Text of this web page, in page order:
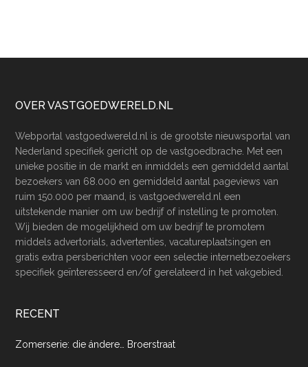
Footer
OVER VASTGOEDWERELD.NL
Webportal vastgoedwereld.nl is de grootste nieuwsportal van
Nederland specifiek gericht op de vastgoedbrache. Met een
unieke positie in de markt en inmiddels een gemiddeld aantal
bezoekers van 68.000 en gemiddeld aantal pageviews van
ruim 150.000 per maand, is vastgoedwereld.nl een
uitstekende manier om uw bedrijf of instelling te promoten.
Wij bieden de mogelijkheid om uw bedrijf te promotem
middels advertorials, advertenties, vacatureplaatsingen en
gratis extra persberichten voor een selectie internetbezoekers
specifiek geïnteresseerd en/of gerelateerd in het vakgebied.
RECENT
Zomerserie: die ándere… Broerstraat